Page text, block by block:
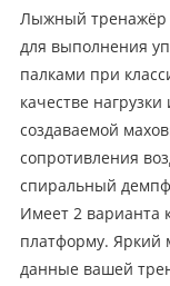
Лыжный тренажёр
для выполнения
палками при
качестве
создаваемой
сопротивления
спиральный
Имеет 2 варианта
платформу. Яркий
данные вашей